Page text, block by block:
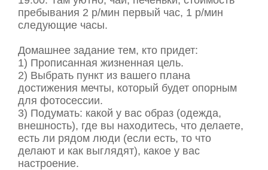
пребывания 2 р/мин первый час, 1 р/мин
следующие часы.
Домашнее задание тем, кто придет:
1) Прописанная жизненная цель.
2) Выбрать пункт из вашего плана
достижения мечты, который будет опорным
для фотосессии.
3) Подумать: какой у вас образ (одежда,
внешность), где вы находитесь, что делаете,
есть ли рядом люди (если есть, то что
делают и как выглядят), какое у вас
настроение.